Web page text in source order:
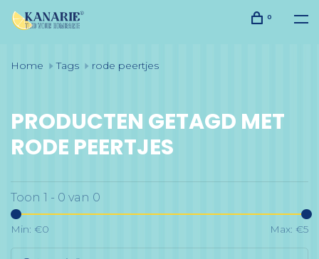
0
Home Tags rode peertjes
PRODUCTEN GETAGD MET
RODE PEERTJES
Toon 1 - 0 van 0
Min: €0 Max: €5